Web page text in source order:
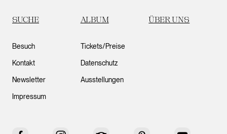
SUCHE ALBUM ÜBER UNS
Besuch
Kontakt
Newsletter
Impressum
Tickets/Preise
Datenschutz
Ausstellungen